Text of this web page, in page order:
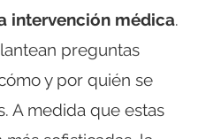
intervención médica.
preguntas
y por quién se
A medida que estas